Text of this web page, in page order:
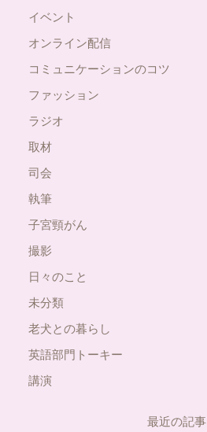
イベント
オンライン配信
コミュニケーションのコツ
ファッション
ラジオ
取材
司会
執筆
子宮頸がん
撮影
日々のこと
未分類
老犬との暮らし
英語部門トーキー
講演
最近の記事